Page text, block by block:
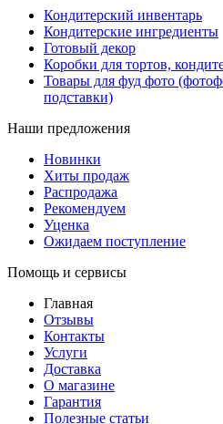
Кондитерский инвентарь
Кондитерские ингредиенты
Готовый декор
Коробки для тортов,
Товары для фуд фото
подставки)
Наши предложения
Новинки
Хиты продаж
Распродажа
Рекомендуем
Уценка
Ожидаем поступление
Помощь и сервисы
Главная
Отзывы
Контакты
Услуги
Доставка
О магазине
Гарантия
Полезные статьи